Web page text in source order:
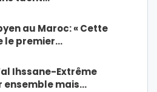
au Maroc: « Cette
le premier…
Ihssane-Extrême
ensemble mais…